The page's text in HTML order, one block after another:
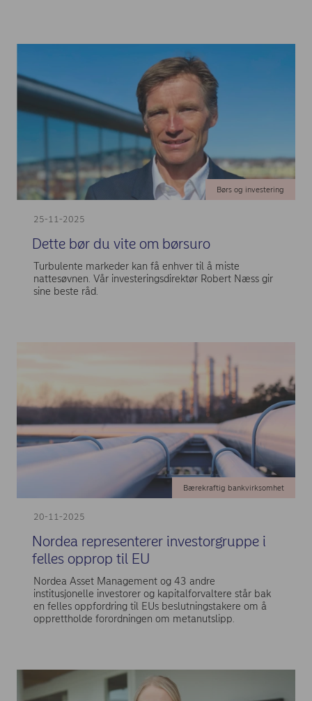
25-11-2025
Børs og investering
Dette bør du vite om børsuro
Turbulente markeder kan få enhver til å miste
nattesøvnen. Vår investeringsdirektør Robert Næss gir
sine beste råd.
20-11-2025
Bærekraftig bankvirksomhet
Nordea representerer investorgruppe i
felles opprop til EU
Nordea Asset Management og 43 andre
institusjonelle investorer og kapitalforvaltere står bak
en felles oppfordring til EUs beslutningstakere om å
opprettholde forordningen om metanutslipp.